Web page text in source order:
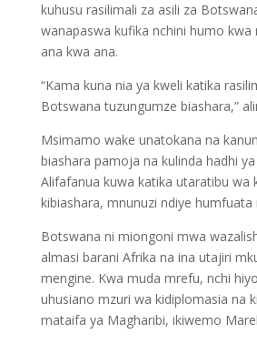
kuhusu rasilimali za asili za
wanapaswa kufika nchini humo kwa
ana kwa ana.
“Kama kuna nia ya kweli katika
Botswana tuzungumze biashara,”
Msimamo wake unatokana na
biashara pamoja na kulinda hadhi
Alifafanua kuwa katika utaratibu wa
kibiashara, mnunuzi ndiye humfuata
Botswana ni miongoni mwa
almasi barani Afrika na ina utajiri
mengine. Kwa muda mrefu, nchi
uhusiano mzuri wa kidiplomasia na
mataifa ya Magharibi, ikiwemo